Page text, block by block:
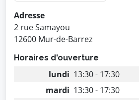
Adresse
2 rue Samayou
12600 Mur-de-Barrez
Horaires d'ouverture
lundi 13:30 - 17:30
mardi 13:30 - 17:30